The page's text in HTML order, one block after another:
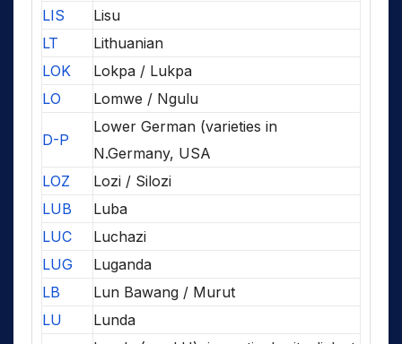
LIS
Lisu
LT
Lithuanian
LOK
Lokpa / Lukpa
LO
Lomwe / Ngulu
D-P
Lower German (varieties in
N.Germany, USA
LOZ
Lozi / Silozi
LUB
Luba
LUC
Luchazi
LUG
Luganda
LB
Lun Bawang / Murut
LU
Lunda